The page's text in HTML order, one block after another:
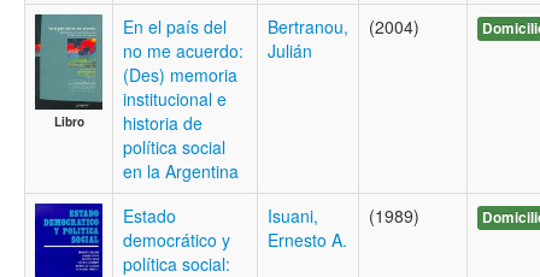
Libro
En el país del
no me acuerdo:
(Des) memoria
institucional e
historia de
política social
en la Argentina
Bertranou,
Julián
(2004)
Estado
democrático y
política social:
Isuani,
Ernesto A.
(1989)